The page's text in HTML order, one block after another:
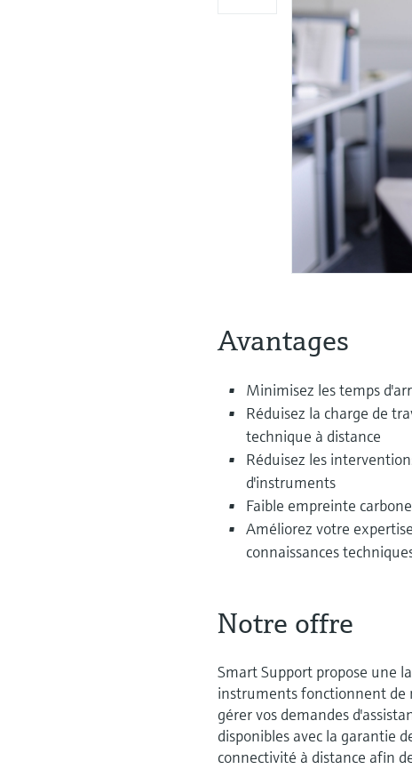
Avantages
Minimisez les temps
Réduisez la charge de
technique à distance
Réduisez les
d'instruments
Faible empreinte
Améliorez votre
connaissances
Notre offre
Smart Support propose une
instruments fonctionnent de
gérer vos demandes
disponibles avec la garantie
connectivité à distance afin